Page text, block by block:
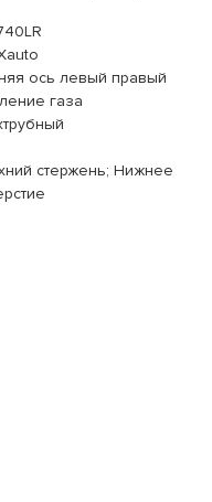
ось левый правый
газа
стержень; Нижнее